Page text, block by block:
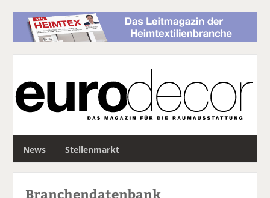
News Stellenmarkt
c
Branchendatenbank